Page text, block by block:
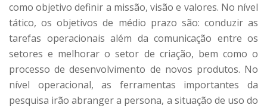
como objetivo definir a missão, visão e valores. No nível
tático, os objetivos de médio prazo são: conduzir as
tarefas operacionais além da comunicação entre os
setores e melhorar o setor de criação, bem como o
processo de desenvolvimento de novos produtos. No
nível operacional, as ferramentas importantes da
pesquisa irão abranger a persona, a situação de uso do